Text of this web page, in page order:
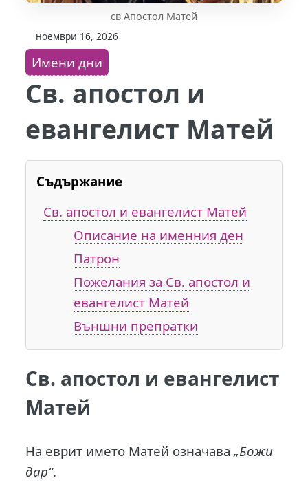
св Апостол Матей
ноември 16, 2026
Имени дни
Св. апостол и
евангелист Матей
Съдържание
Св. апостол и евангелист Матей
Описание на именния ден
Патрон
Пожелания за Св. апостол и
евангелист Матей
Външни препратки
Св. апостол и евангелист
Матей
На еврит името Матей означава„Божи
дар“.